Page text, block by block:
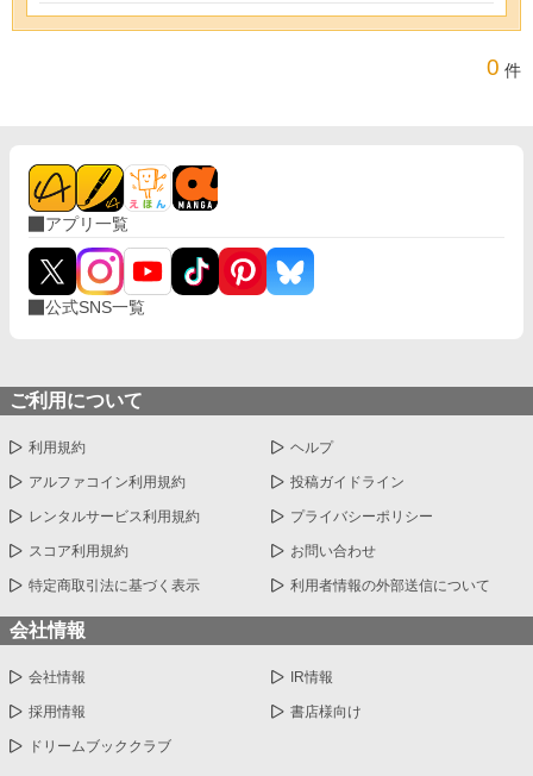
0 件
アプリ一覧
公式SNS一覧
ご利用について
利用規約 ヘルプ
アルファコイン利用規約 投稿ガイドライン
レンタルサービス利用規約 プライバシーポリシー
スコア利用規約 お問い合わせ
特定商取引法に基づく表示 利用者情報の外部送信について
会社情報
会社情報 IR情報
採用情報 書店様向け
ドリームブッククラブ